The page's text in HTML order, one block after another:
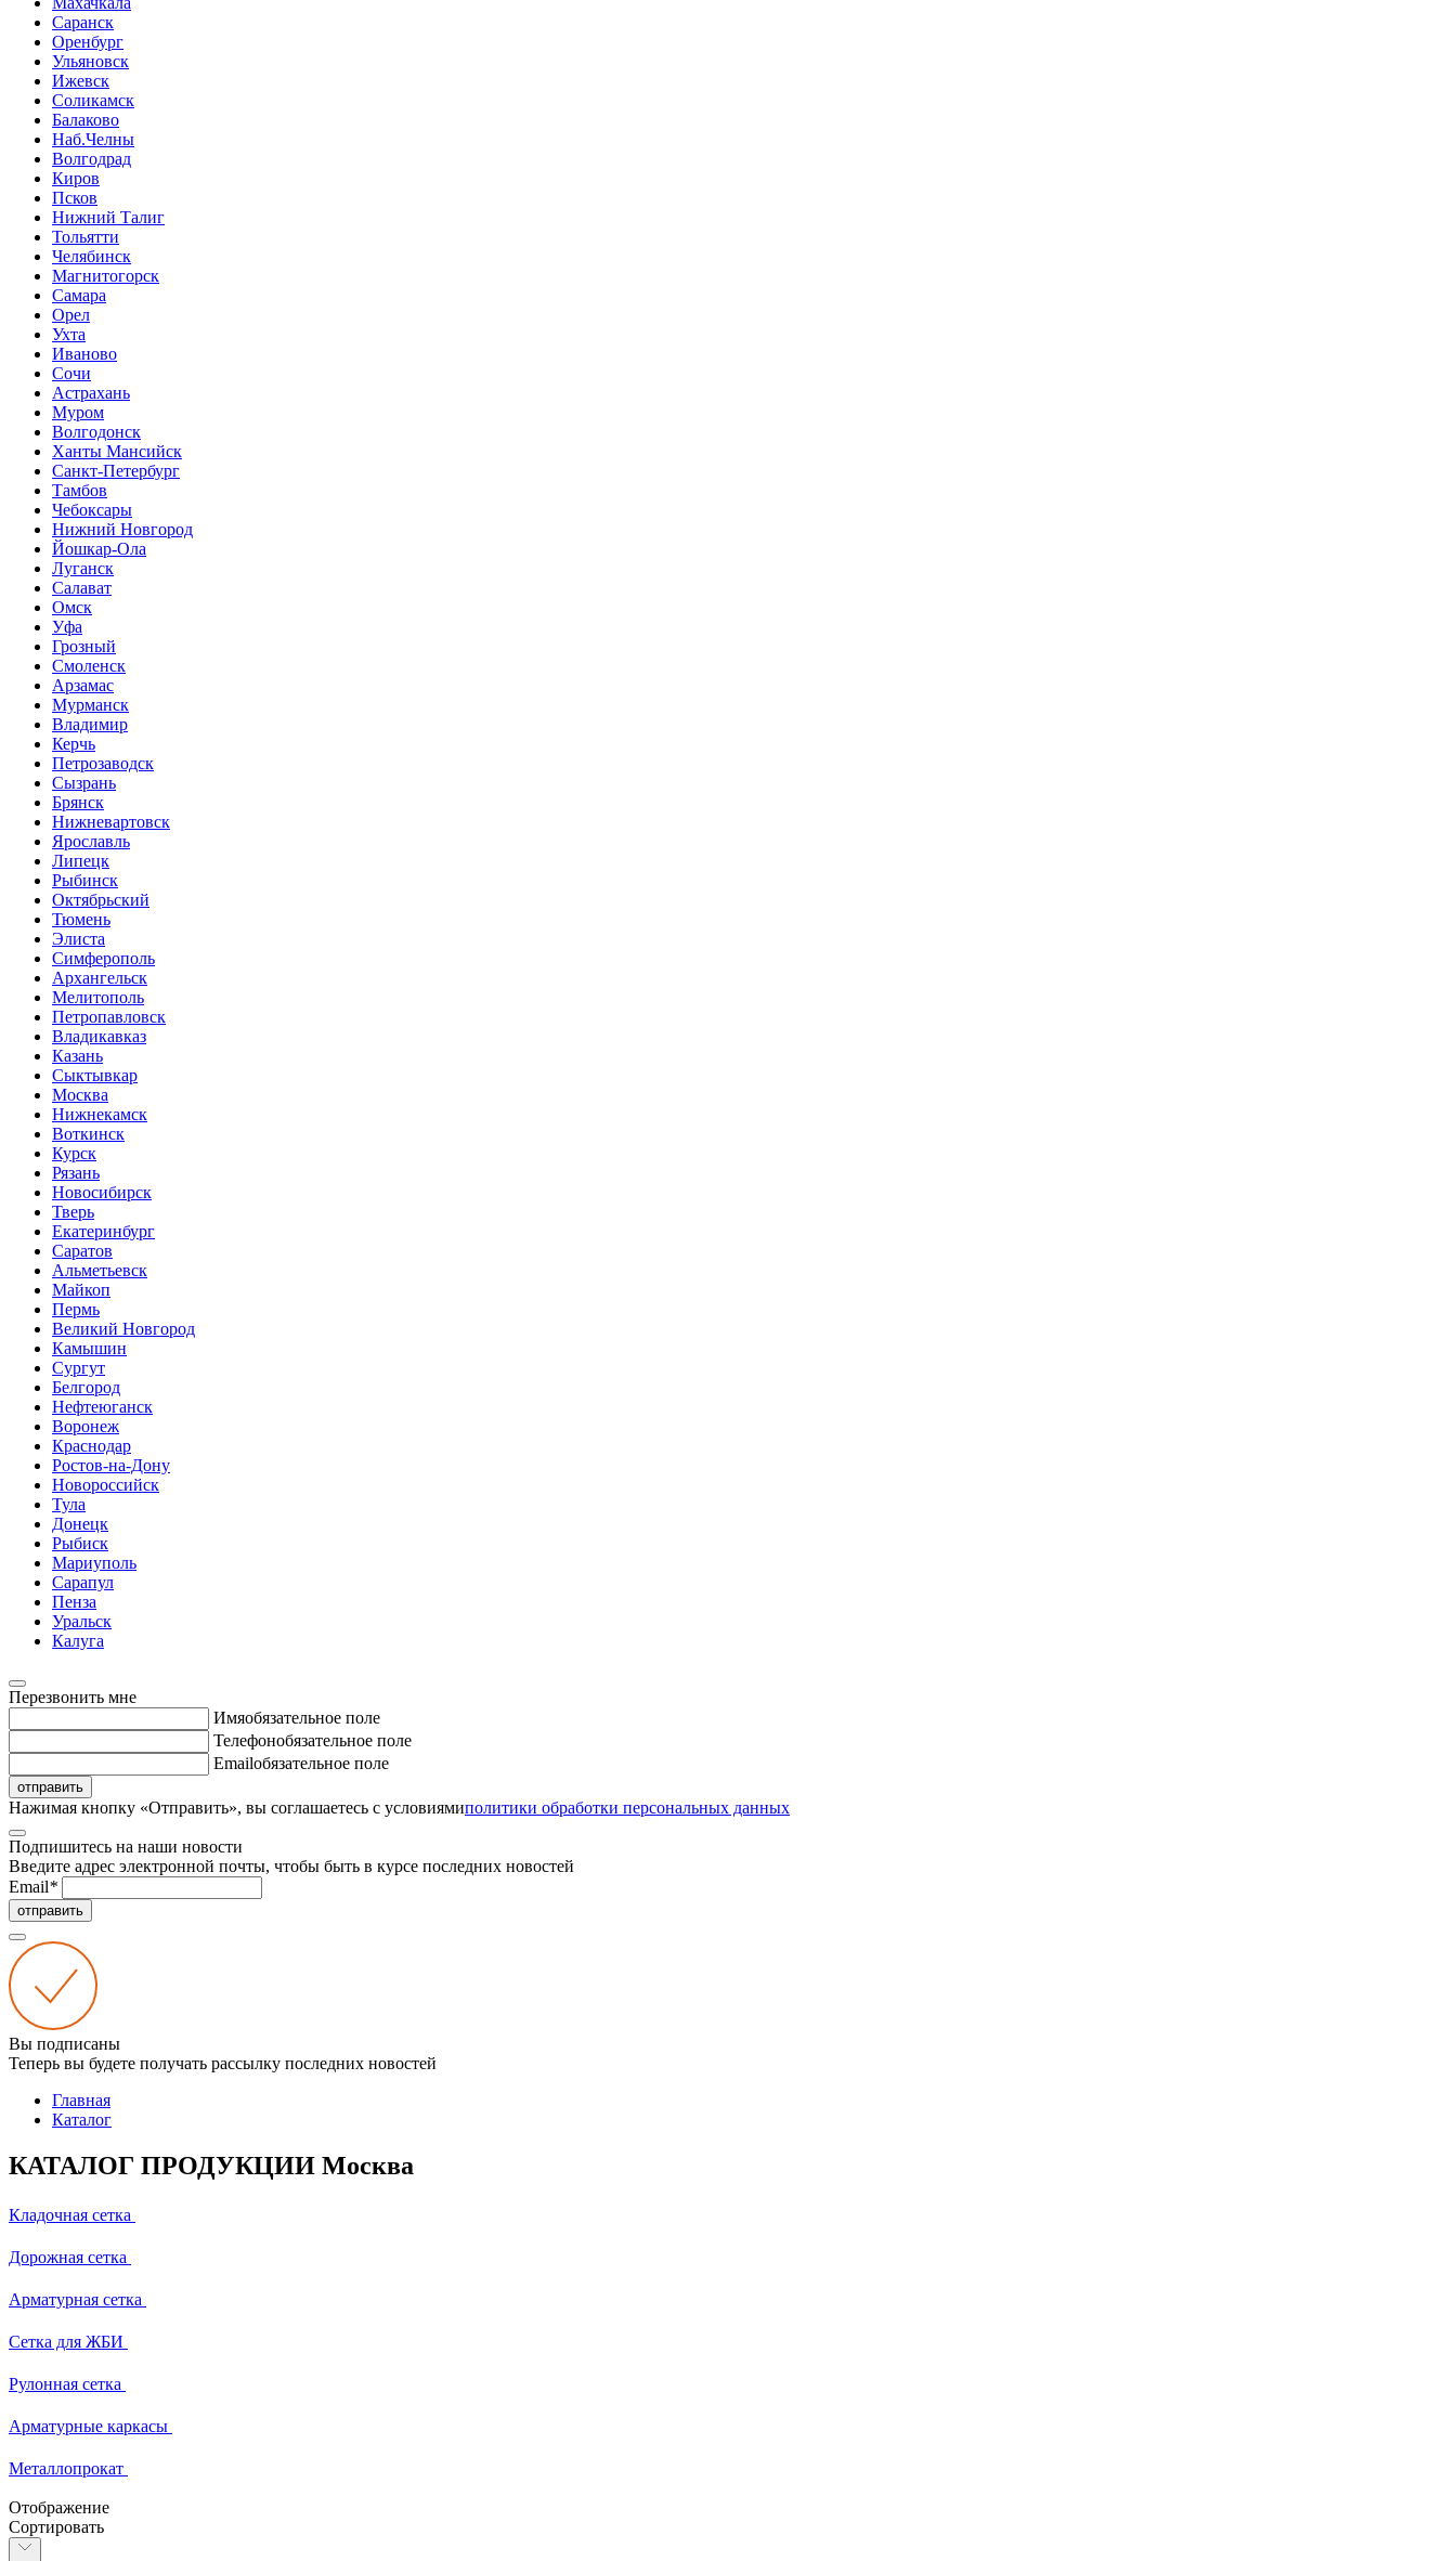
Саранск
Оренбург
Ульяновск
Ижевск
Соликамск
Балаково
Наб.Челны
Волгодрад
Киров
Псков
Нижний Талиг
Тольятти
Челябинск
Магнитогорск
Самара
Орел
Ухта
Иваново
Сочи
Астрахань
Муром
Волгодонск
Ханты Мансийск
Санкт-Петербург
Тамбов
Чебоксары
Нижний Новгород
Йошкар-Ола
Луганск
Салават
Омск
Уфа
Грозный
Смоленск
Арзамас
Мурманск
Владимир
Керчь
Петрозаводск
Сызрань
Брянск
Нижневартовск
Ярославль
Липецк
Рыбинск
Октябрьский
Тюмень
Элиста
Симферополь
Архангельск
Мелитополь
Петропавловск
Владикавказ
Казань
Сыктывкар
Москва
Нижнекамск
Воткинск
Курск
Рязань
Новосибирск
Тверь
Екатеринбург
Саратов
Альметьевск
Майкоп
Пермь
Великий Новгород
Камышин
Сургут
Белгород
Нефтеюганск
Воронеж
Краснодар
Ростов-на-Дону
Новороссийск
Тула
Донецк
Рыбиск
Мариуполь
Сарапул
Пенза
Уральск
Калуга
Перезвонить мне
Имяобязательное поле
Телефонобязательное поле
Emailобязательное поле
отправить
Нажимая кнопку «Отправить», вы соглашаетесь с условиямиполитики обработки персональных данных
Подпишитесь на наши новости
Введите адрес электронной почты, чтобы быть в курсе последних новостей
Email*
отправить
Вы подписаны
Теперь вы будете получать рассылку последних новостей
Главная
Каталог
КАТАЛОГ ПРОДУКЦИИ Москва
Кладочная сетка
Дорожная сетка
Арматурная сетка
Сетка для ЖБИ
Рулонная сетка
Арматурные каркасы
Металлопрокат
Отображение
Сортировать